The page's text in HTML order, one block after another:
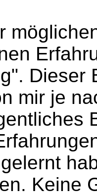
Dieser
mir je
Keine